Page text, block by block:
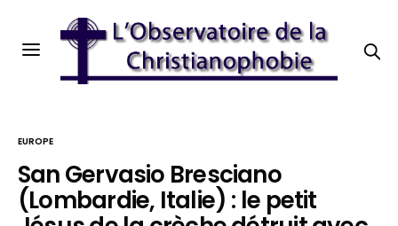
EUROPE
San Gervasio Bresciano
(Lombardie, Italie) : le petit